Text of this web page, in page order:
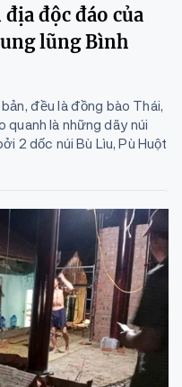
độc đáo của
lũng Bình
đều là đồng bào Thái,
quanh là những dãy núi
2 dốc núi Bù Lìu, Pù Huột